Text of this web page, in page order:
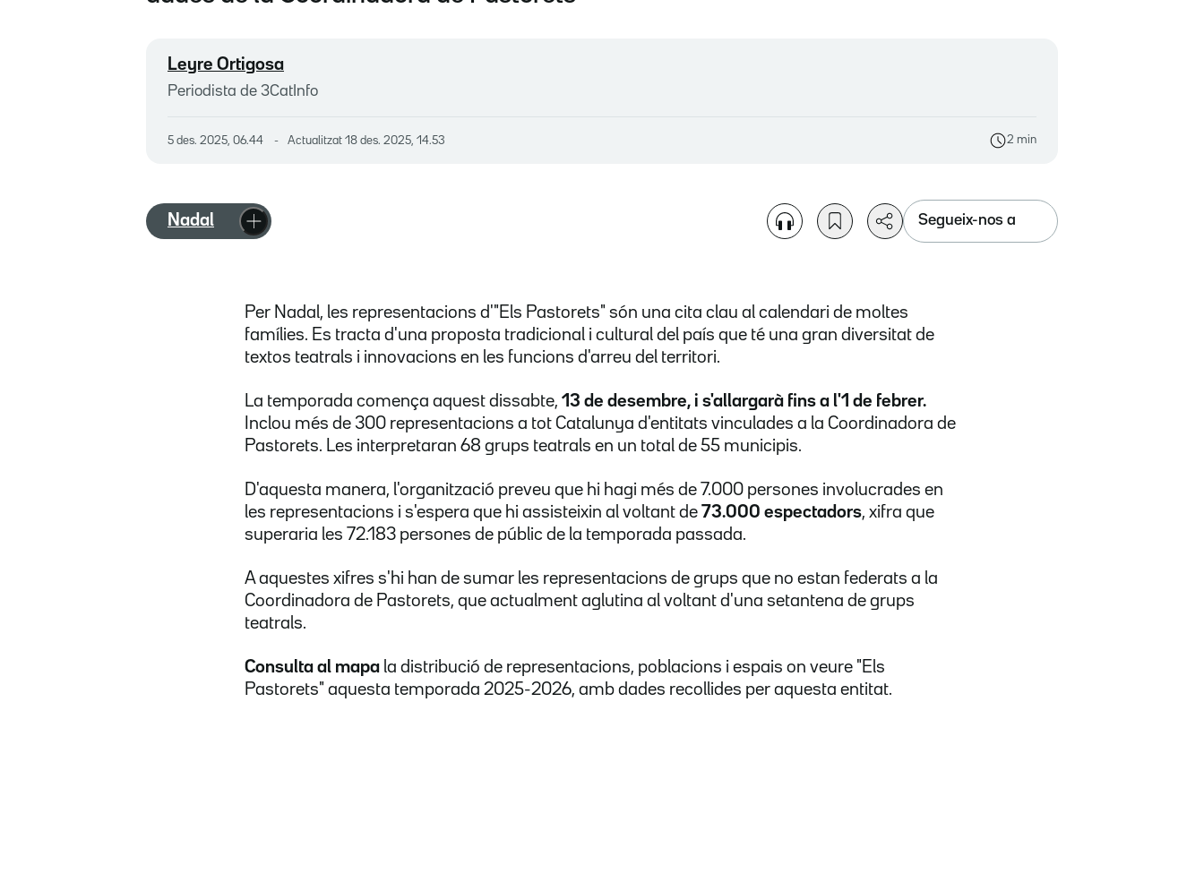
Leyre Ortigosa
Periodista de 3CatInfo
5 des. 2025, 06.44 Actualitzat 18 des. 2025, 14.53 2 min
Nadal Segueix-nos a
Per Nadal, les representacions d'"Els Pastorets" són una cita clau al calendari de moltes
famílies. Es tracta d'una proposta tradicional i cultural del país que té una gran diversitat de
textos teatrals i innovacions en les funcions d'arreu del territori.
La temporada comença aquest dissabte, 13 de desembre, i s'allargarà fins a l'1 de febrer.
Inclou més de 300 representacions a tot Catalunya d'entitats vinculades a la Coordinadora de
Pastorets. Les interpretaran 68 grups teatrals en un total de 55 municipis.
D'aquesta manera, l'organització preveu que hi hagi més de 7.000 persones involucrades en
les representacions i s'espera que hi assisteixin al voltant de 73.000 espectadors, xifra que
superaria les 72.183 persones de públic de la temporada passada.
A aquestes xifres s'hi han de sumar les representacions de grups que no estan federats a la
Coordinadora de Pastorets, que actualment aglutina al voltant d'una setantena de grups
teatrals.
Consulta al mapa la distribució de representacions, poblacions i espais on veure "Els
Pastorets" aquesta temporada 2025-2026, amb dades recollides per aquesta entitat.